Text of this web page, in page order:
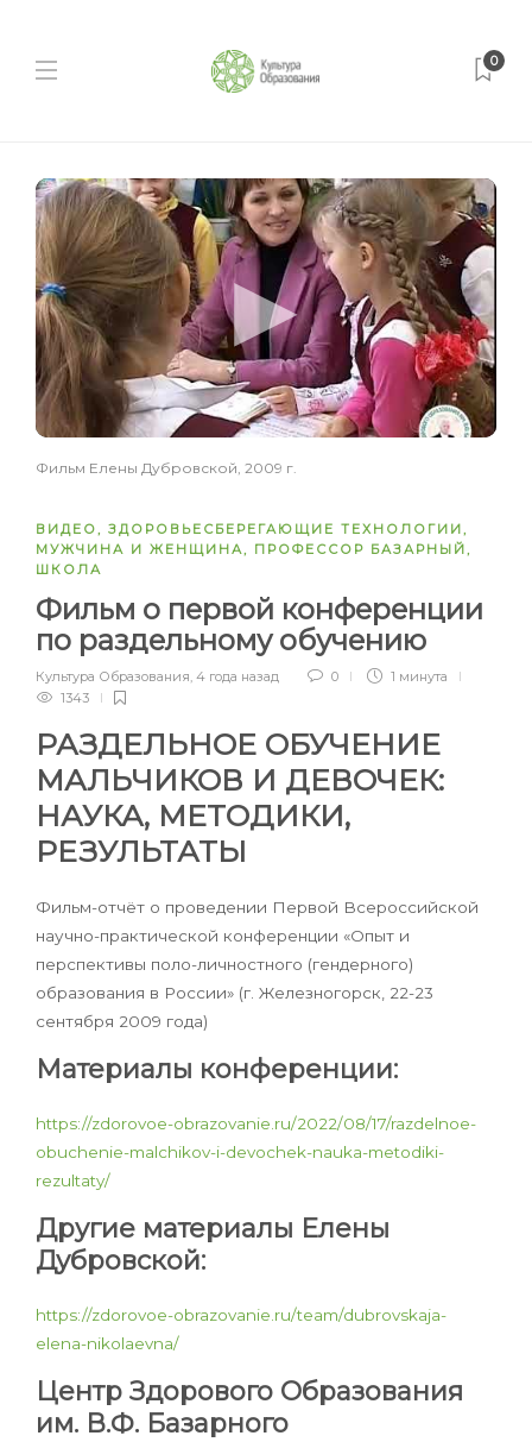
0
Фильм Елены Дубровской, 2009 г.
ВИДЕО, ЗДОРОВЬЕСБЕРЕГАЮЩИЕ ТЕХНОЛОГИИ,
МУЖЧИНА И ЖЕНЩИНА, ПРОФЕССОР БАЗАРНЫЙ,
ШКОЛА
Фильм о первой конференции
по раздельному обучению
Культура Образования, 4 года назад 0
1 минута
1343
РАЗДЕЛЬНОЕ ОБУЧЕНИЕ
МАЛЬЧИКОВ И ДЕВОЧЕК:
НАУКА, МЕТОДИКИ,
РЕЗУЛЬТАТЫ
Фильм-отчёт о проведении Первой Всероссийской
научно-практической конференции «Опыт и
перспективы поло-личностного (гендерного)
образования в России» (г. Железногорск, 22-23
сентября 2009 года)
Материалы конференции:
https://zdorovoe-obrazovanie.ru/2022/08/17/razdelnoe-
obuchenie-malchikov-i-devochek-nauka-metodiki-
rezultaty/
Другие материалы Елены
Дубровской:
https://zdorovoe-obrazovanie.ru/team/dubrovskaja-
elena-nikolaevna/
Центр Здорового Образования
им. В.Ф. Базарного